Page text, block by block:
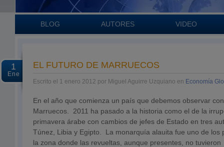
BLOG AUTORES VIDEO
1
Ene
EL FUTURO DE MARRUECOS
Escrito el 1 enero 2012 por Miguel Aguirre Uzquiano en Economía
En el año que comienza un país que debemos observar
Marruecos. 2011 ha pasado a la historia como el de la
primavera árabe con cambios de jefes de Estado en tres
Túnez, Libia y Egipto. La monarquía alauita fue uno de los
la zona donde las revueltas, aunque presentes, no tuvieron